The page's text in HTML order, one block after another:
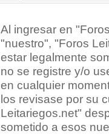
Al ingresar en
"nuestro", "Foros
estar legalmente
no se registre y/o
en cualquier
los revisase por su
Leitariegos.net"
sometido a esos